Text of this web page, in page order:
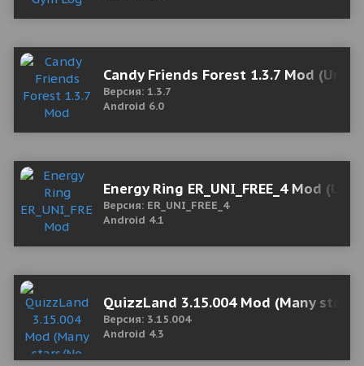
Candy Friends Forest 1.3.7 Mod
Версия: 1.3.7
Android 6.0
Energy Ring ER_UNI_FREE_4 Mod
Версия: ER_UNI_FREE_4
Android 4.1
QuizzLand 3.15.004 Mod (Many
Версия: 3.15.004
Android 4.3